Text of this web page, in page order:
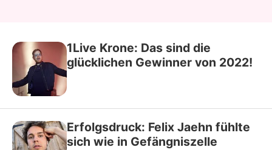
1Live Krone: Das sind die
glücklichen Gewinner von 2022!
Erfolgsdruck: Felix Jaehn fühlte
sich wie in Gefängniszelle